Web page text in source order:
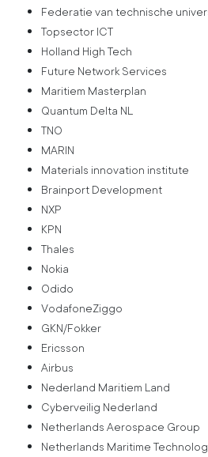
Federatie van technische
Topsector ICT
Holland High Tech
Future Network Services
Maritiem Masterplan
Quantum Delta NL
TNO
MARIN
Materials innovation institute
Brainport Development
NXP
KPN
Thales
Nokia
Odido
VodafoneZiggo
GKN/Fokker
Ericsson
Airbus
Nederland Maritiem Land
Cyberveilig Nederland
Netherlands Aerospace Group
Netherlands Maritime